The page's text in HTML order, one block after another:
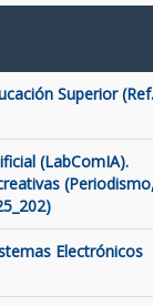
Superior (Ref.
(LabComIA).
(Periodismo,
Electrónicos